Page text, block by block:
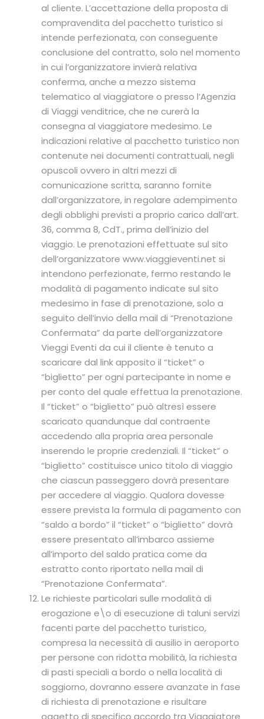
al cliente. L’accettazione della proposta di
compravendita del pacchetto turistico si
intende perfezionata, con conseguente
conclusione del contratto, solo nel momento
in cui l’organizzatore invierà relativa
conferma, anche a mezzo sistema
telematico al viaggiatore o presso l’Agenzia
di Viaggi venditrice, che ne curerà la
consegna al viaggiatore medesimo. Le
indicazioni relative al pacchetto turistico non
contenute nei documenti contrattuali, negli
opuscoli ovvero in altri mezzi di
comunicazione scritta, saranno fornite
dall’organizzatore, in regolare adempimento
degli obblighi previsti a proprio carico dall’art.
36, comma 8, CdT., prima dell’inizio del
viaggio. Le prenotazioni effettuate sul sito
dell’organizzatore www.viaggieventi.net si
intendono perfezionate, fermo restando le
modalità di pagamento indicate sul sito
medesimo in fase di prenotazione, solo a
seguito dell’invio della mail di “Prenotazione
Confermata” da parte dell’organizzatore
Vieggi Eventi da cui il cliente è tenuto a
scaricare dal link apposito il “ticket” o
“biglietto” per ogni partecipante in nome e
per conto del quale effettua la prenotazione.
Il “ticket” o “biglietto” può altresì essere
scaricato quandunque dal contraente
accedendo alla propria area personale
inserendo le proprie credenziali. Il “ticket” o
“biglietto” costituisce unico titolo di viaggio
che ciascun passeggero dovrà presentare
per accedere al viaggio. Qualora dovesse
essere prevista la formula di pagamento con
“saldo a bordo” il “ticket” o “biglietto” dovrà
essere presentato all’imbarco assieme
all’importo del saldo pratica come da
estratto conto riportato nella mail di
“Prenotazione Confermata”.
Le richieste particolari sulle modalità di
erogazione e\o di esecuzione di taluni servizi
facenti parte del pacchetto turistico,
compresa la necessità di ausilio in aeroporto
per persone con ridotta mobilità, la richiesta
di pasti speciali a bordo o nella località di
soggiorno, dovranno essere avanzate in fase
di richiesta di prenotazione e risultare
oggetto di specifico accordo tra Viaggiatore